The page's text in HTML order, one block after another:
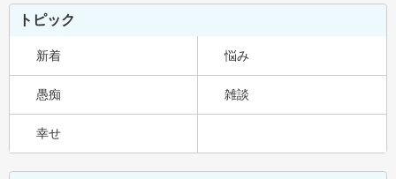
トピック
新着 悩み
愚痴 雑談
幸せ